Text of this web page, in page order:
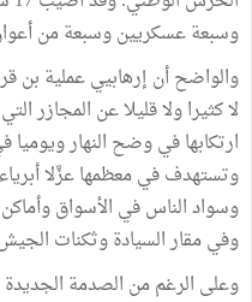
وسبعة عسكريين وسبعة من
والواضح أن إرهابيي عملية بن
لا كثيرا ولا قليلا عن المجازر
ارتكابها في وضح النهار
وتستهدف في معظمها عزَّلا
وسواد الناس في الأسواق
وفي مقار السيادة وثكنات
وعلى الرغم من الصدمة